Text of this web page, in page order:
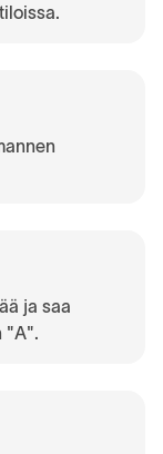
ja saa
"A".